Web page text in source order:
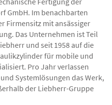
GmbH. Im benachbarten
Firmensitz mit ansässiger
Das Unternehmen ist Teil
und seit 1958 auf die
für mobile und
Pro Jahr verlassen
Systemlösungen das Werk,
der Liebherr-Gruppe